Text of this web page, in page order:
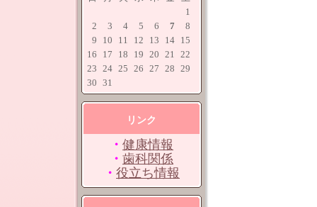
2
9
16
23
30
3
10
17
24
31
4
11
18
25
5
12
19
26
6
13
20
27
7
14
21
28
1
8
15
22
29
リンク
・ 健康情報
・ 歯科関係
・ 役立ち情報